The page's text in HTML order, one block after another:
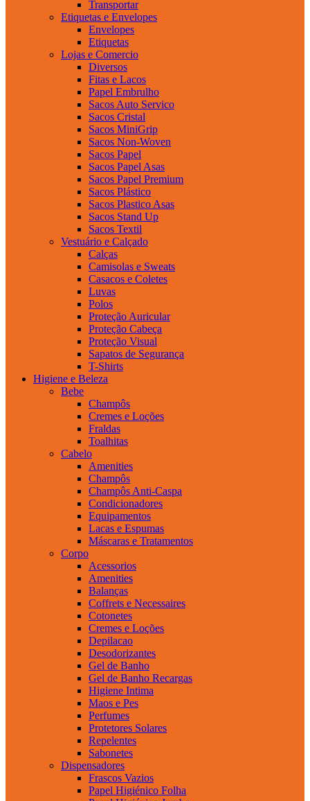
Transportar
Etiquetas e Envelopes
Envelopes
Etiquetas
Lojas e Comercio
Diversos
Fitas e Lacos
Papel Embrulho
Sacos Auto Servico
Sacos Cristal
Sacos MiniGrip
Sacos Non-Woven
Sacos Papel
Sacos Papel Asas
Sacos Papel Premium
Sacos Plástico
Sacos Plastico Asas
Sacos Stand Up
Sacos Textil
Vestuário e Calçado
Calças
Camisolas e Sweats
Casacos e Coletes
Luvas
Polos
Proteção Auricular
Proteção Cabeça
Proteção Visual
Sapatos de Segurança
T-Shirts
Higiene e Beleza
Bebe
Champôs
Cremes e Loções
Fraldas
Toalhitas
Cabelo
Amenities
Champôs
Champôs Anti-Caspa
Condicionadores
Equipamentos
Lacas e Espumas
Máscaras e Tratamentos
Corpo
Acessorios
Amenities
Balanças
Coffrets e Necessaires
Cotonetes
Cremes e Loções
Depilacao
Desodorizantes
Gel de Banho
Gel de Banho Recargas
Higiene Intima
Maos e Pes
Perfumes
Protetores Solares
Repelentes
Sabonetes
Dispensadores
Frascos Vazios
Papel Higiénico Folha